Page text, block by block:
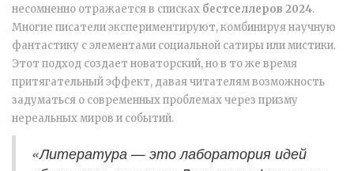
несомненно отражается в списках бестселлеров 2024.
Многие писатели экспериментируют, комбинируя научную
фантастику с элементами социальной сатиры или мистики.
Этот подход создает новаторский, но в то же время
притягательный эффект, давая читателям возможность
задуматься о современных проблемах через призму
нереальных миров и событий.
«Литература — это лаборатория идей